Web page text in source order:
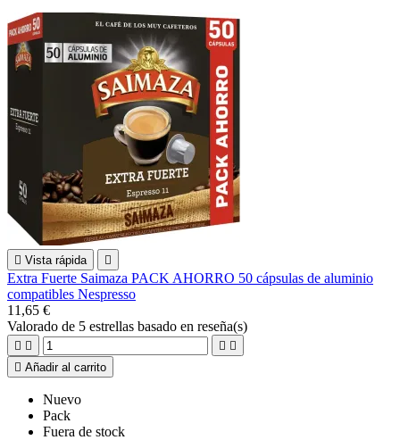
 Vista rápida 
Extra Fuerte Saimaza PACK AHORRO 50 cápsulas de aluminio
compatibles Nespresso
11,65 €
Valorado de 5 estrellas basado en reseña(s)
   
 Añadir al carrito
Nuevo
Pack
Fuera de stock